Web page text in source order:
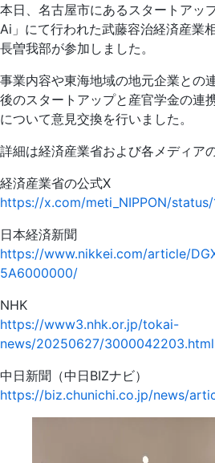
本日、名古屋市にあるスタートアッ
Ai」にて行われた武藤容治経済産業
長曽我部が参加しました。
事業内容や東海地域の地元企業との
後のスタートアップと産官学金の連
について意見交換を行いました。
詳細は経済産業省および各メディア
経済産業省の公式X
https://x.com/meti_NIPPON/
日本経済新聞
https://www.nikkei.com/article/
5A6000000/
NHK
https://www3.nhk.or.jp/tokai-
news/20250627/3000042203.html
中日新聞（中日BIZナビ）
https://biz.chunichi.co.jp/news/